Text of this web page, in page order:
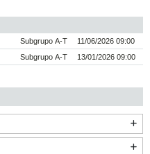
Subgrupo A-T
11/06/2026 09:00
Subgrupo A-T 13/01/2026 09:00